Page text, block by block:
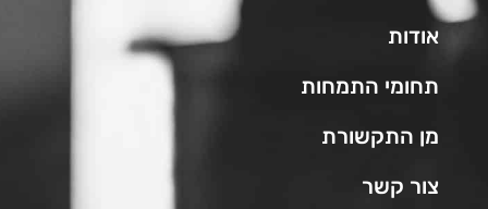
אודות
תחומי התמחות
מן התקשורת
צור קשר